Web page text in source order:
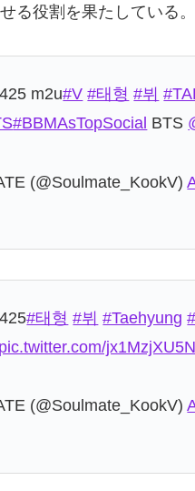
る役割を果たしている。
m2u#V #태형 #뷔
#BBMAsTopSocial BTS
(@Soulmate_KookV)
#태형 #뷔 #Taehyung
pic.twitter.com/jx1MzjXU5N
(@Soulmate_KookV)